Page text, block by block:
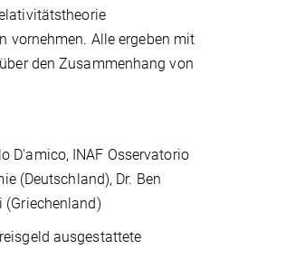
vornehmen. Alle ergeben mit
den Zusammenhang von
D'amico, INAF Osservatorio
(Deutschland), Dr. Ben
(Griechenland)
ausgestattete